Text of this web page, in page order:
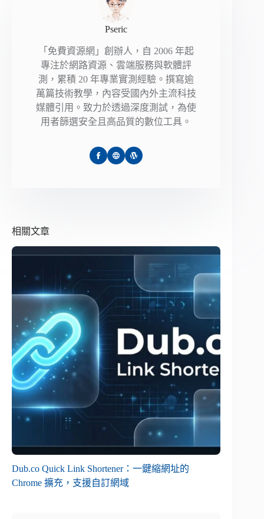
Pseric
「免費資源網」創辦人，自 2006 年起
專注於網路資源、雲端服務與軟體評
測，累積 20 年專業實測經驗。撰寫逾
萬篇技術教學，內容受國內外主流科技
媒體引用。致力於透過深度測試，為使
用者篩選安全且高品質的數位工具。
相關文章
Dub.co Quick Link Shortener：一鍵縮網址的
Chrome 擴充，支援自訂網域